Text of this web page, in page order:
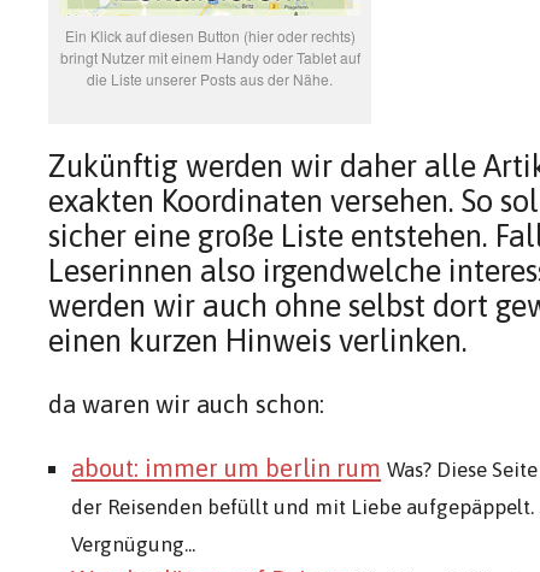
Ein Klick auf diesen Button (hier oder rechts)
bringt Nutzer mit einem Handy oder Tablet auf
die Liste unserer Posts aus der Nähe.
Zukünftig werden wir daher alle
exakten Koordinaten versehen. So
sicher eine große Liste entstehen.
Leserinnen also irgendwelche
werden wir auch ohne selbst dort
einen kurzen Hinweis verlinken.
da waren wir auch schon:
about: immer um berlin rum Was? Diese
der Reisenden befüllt und mit Liebe
Vergnügung...